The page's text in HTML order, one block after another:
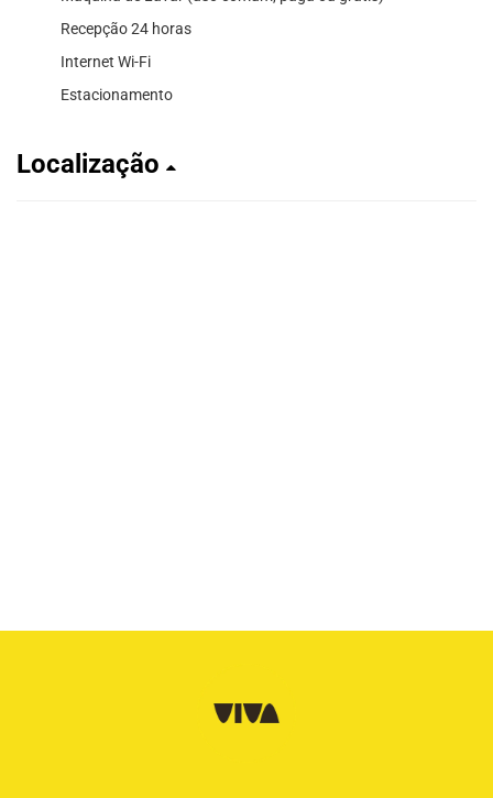
Recepção 24 horas
Internet Wi-Fi
Estacionamento
Localização